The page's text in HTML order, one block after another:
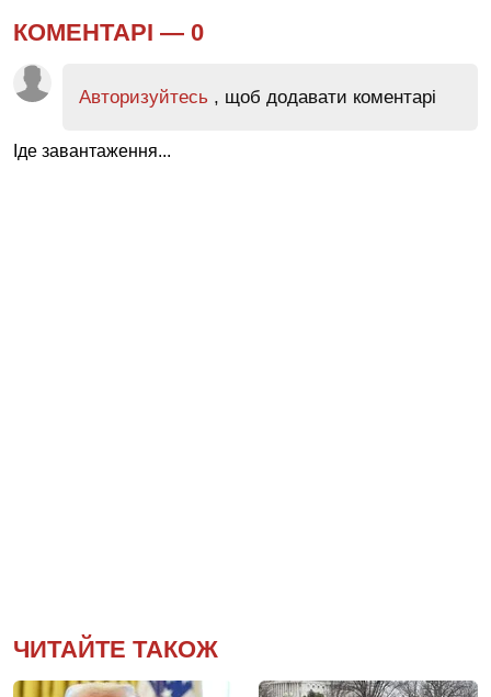
КОМЕНТАРІ — 0
Авторизуйтесь , щоб додавати коментарі
Іде завантаження...
ЧИТАЙТЕ ТАКОЖ